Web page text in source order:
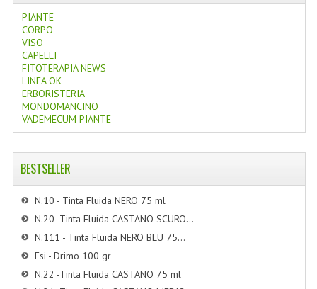
PIANTE
CORPO
VISO
CAPELLI
FITOTERAPIA NEWS
LINEA OK
ERBORISTERIA
MONDOMANCINO
VADEMECUM PIANTE
BESTSELLER
N.10 - Tinta Fluida NERO 75 ml
N.20 -Tinta Fluida CASTANO SCURO...
N.111 - Tinta Fluida NERO BLU 75...
Esi - Drimo 100 gr
N.22 -Tinta Fluida CASTANO 75 ml